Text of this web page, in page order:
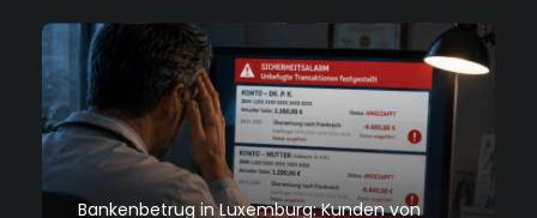
Bankenbetrug in Luxemburg: Kunden von